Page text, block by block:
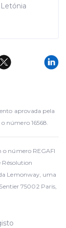
aprovada pela
número 16568.
o número REGAFI
Résolution
Lemonway, uma
75002 Paris,